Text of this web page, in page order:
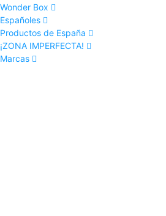
Wonder Box
Españoles
Productos de España
¡ZONA IMPERFECTA!
Marcas